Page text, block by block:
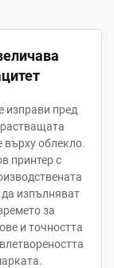
изправи пред
върху облекло.
принтер с
да изпълняват
за
и точността